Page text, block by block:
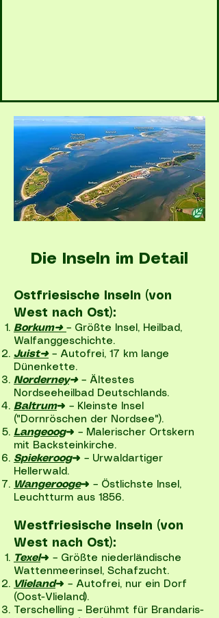
Die Inseln im Detail
Ostfriesische Inseln (von
West nach Ost):
Borkum➜ – Größte Insel, Heilbad,
Walfanggeschichte.
Juist➜– Autofrei, 17 km lange
Dünenkette.
Norderney➜– Ältestes
Nordseeheilbad Deutschlands.
Baltrum➜ – Kleinste Insel
("Dornröschen der Nordsee").
Langeoog➜ – Malerischer Ortskern
mit Backsteinkirche.
Spiekeroog➜ – Urwaldartiger
Hellerwald.
Wangerooge➜ – Östlichste Insel,
Leuchtturm aus 1856.
Westfriesische Inseln (von
West nach Ost):
Texel➜ – Größte niederländische
Wattenmeerinsel, Schafzucht.
Vlieland➜ – Autofrei, nur ein Dorf
(Oost-Vlieland).
Terschelling – Berühmt für Brandaris-